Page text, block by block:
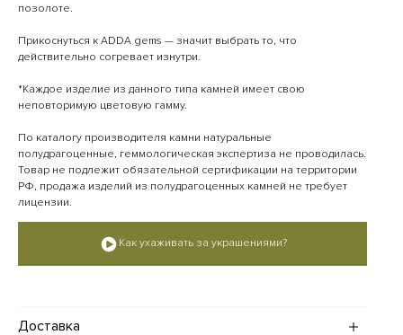
позолоте.
Прикоснуться к ADDA gems — значит выбрать то, что
действительно согревает изнутри.
*Каждое изделие из данного типа камней имеет свою
неповторимую цветовую гамму.
По каталогу производителя камни натуральные
полудрагоценные, геммологическая экспертиза не проводилась.
Товар не подлежит обязательной сертификации на территории
РФ, продажа изделий из полудрагоценных камней не требует
лицензии.
Как ухаживать за украшениями?
Доставка